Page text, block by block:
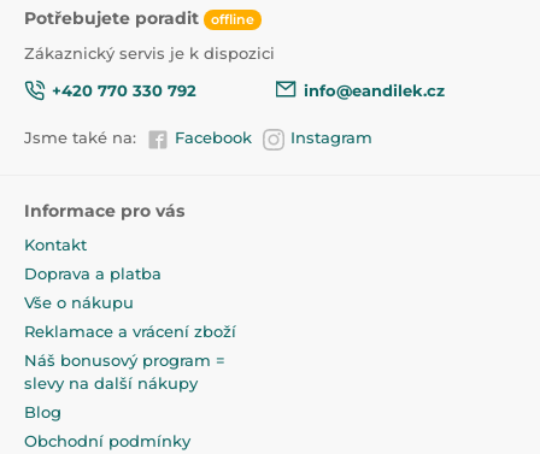
Potřebujete poradit offline
Zákaznický servis je k dispozici
+420 770 330 792
info@eandilek.cz
Jsme také na: Facebook Instagram
Informace pro vás
Kontakt
Doprava a platba
Vše o nákupu
Reklamace a vrácení zboží
Náš bonusový program =
slevy na další nákupy
Blog
Obchodní podmínky